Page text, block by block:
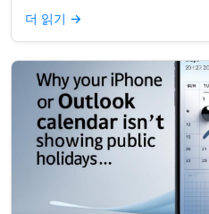
할 때 공휴일은 생각보다 더 중요...
더 읽기 →